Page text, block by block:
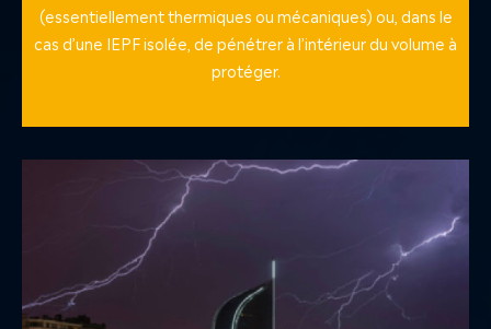
(essentiellement thermiques ou mécaniques) ou, dans le
cas d’une IEPF isolée, de pénétrer à l’intérieur du volume à
protéger.